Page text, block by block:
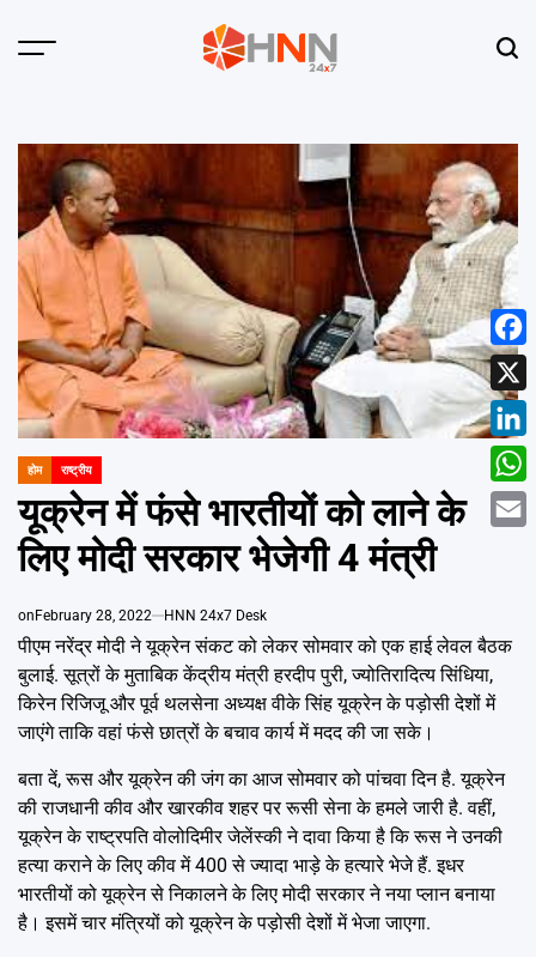
Menu
POSTED
होम राष्ट्रीय
यूक्रेन में फंसे भारतीयों को लाने के
लिए मोदी सरकार भेजेगी 4 मंत्री
on February 28, 2022 HNN 24x7 Desk
पीएम नरेंद्र मोदी ने यूक्रेन संकट को लेकर सोमवार को एक हाई लेवल बैठक
बुलाई. सूत्रों के मुताबिक केंद्रीय मंत्री हरदीप पुरी, ज्योतिरादित्य सिंधिया,
किरेन रिजिजू और पूर्व थलसेना अध्यक्ष वीके सिंह यूक्रेन के पड़ोसी देशों में
जाएंगे ताकि वहां फंसे छात्रों के बचाव कार्य में मदद की जा सके।
बता दें, रूस और यूक्रेन की जंग का आज सोमवार को पांचवा दिन है. यूक्रेन
की राजधानी कीव और खारकीव शहर पर रूसी सेना के हमले जारी है. वहीं,
यूक्रेन के राष्ट्रपति वोलोदिमीर जेलेंस्की ने दावा किया है कि रूस ने उनकी
हत्या कराने के लिए कीव में 400 से ज्यादा भाड़े के हत्यारे भेजे हैं. इधर
भारतीयों को यूक्रेन से निकालने के लिए मोदी सरकार ने नया प्लान बनाया
है। इसमें चार मंत्रियों को यूक्रेन के पड़ोसी देशों में भेजा जाएगा.
X